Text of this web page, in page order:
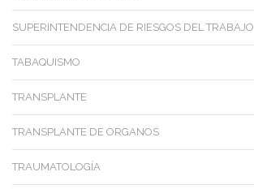
SUPERINTENDENCIA DE RIESGOS DEL TRABAJO
TABAQUISMO
TRANSPLANTE
TRANSPLANTE DE ORGANOS
TRAUMATOLOGÍA